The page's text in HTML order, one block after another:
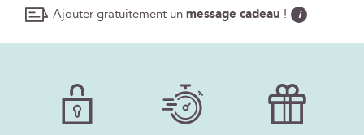
Ajouter gratuitement unmessage cadeau ! i